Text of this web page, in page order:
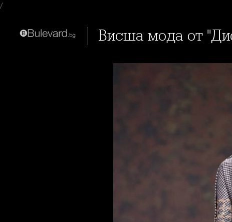
/
Висша мода от